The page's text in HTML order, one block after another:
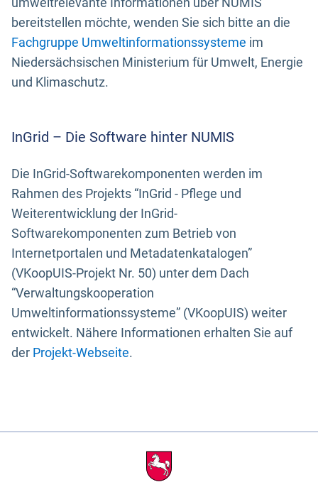
bereitstellen möchte, wenden Sie sich bitte an die
Fachgruppe Umweltinformationssysteme im
Niedersächsischen Ministerium für Umwelt, Energie
und Klimaschutz.
InGrid – Die Software hinter NUMIS
Die InGrid-Softwarekomponenten werden im
Rahmen des Projekts “InGrid - Pflege und
Weiterentwicklung der InGrid-
Softwarekomponenten zum Betrieb von
Internetportalen und Metadatenkatalogen”
(VKoopUIS-Projekt Nr. 50) unter dem Dach
“Verwaltungskooperation
Umweltinformationssysteme” (VKoopUIS) weiter
entwickelt. Nähere Informationen erhalten Sie auf
der Projekt-Webseite.